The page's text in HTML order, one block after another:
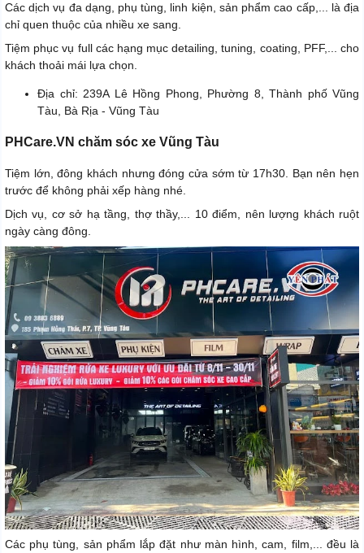
Các dịch vụ đa dạng, phụ tùng, linh kiện, sản phẩm cao cấp,... là địa
chỉ quen thuộc của nhiều xe sang.
Tiệm phục vụ full các hạng mục detailing, tuning, coating, PFF,... cho
khách thoải mái lựa chọn.
Địa chỉ: 239A Lê Hồng Phong, Phường 8, Thành phố Vũng
Tàu, Bà Rịa - Vũng Tàu
PHCare.VN chăm sóc xe Vũng Tàu
Tiệm lớn, đông khách nhưng đóng cửa sớm từ 17h30. Bạn nên hẹn
trước để không phải xếp hàng nhé.
Dịch vụ, cơ sở hạ tầng, thợ thầy,... 10 điểm, nên lượng khách ruột
ngày càng đông.
Các phụ tùng, sản phẩm lắp đặt như màn hình, cam, film,... đều là